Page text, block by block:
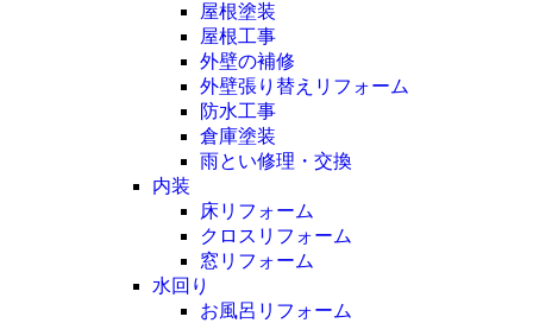
屋根塗装
屋根工事
外壁の補修
外壁張り替えリフォーム
防水工事
倉庫塗装
雨とい修理・交換
内装
床リフォーム
クロスリフォーム
窓リフォーム
水回り
お風呂リフォーム